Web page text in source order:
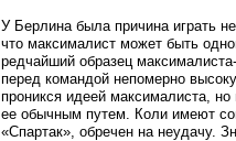
У Берлина была причина играть
что максималист может быть
редчайший образец
перед командой непомерно
проникся идеей максималиста,
ее обычным путем. Коли имеют
«Спартак», обречен на неудачу.